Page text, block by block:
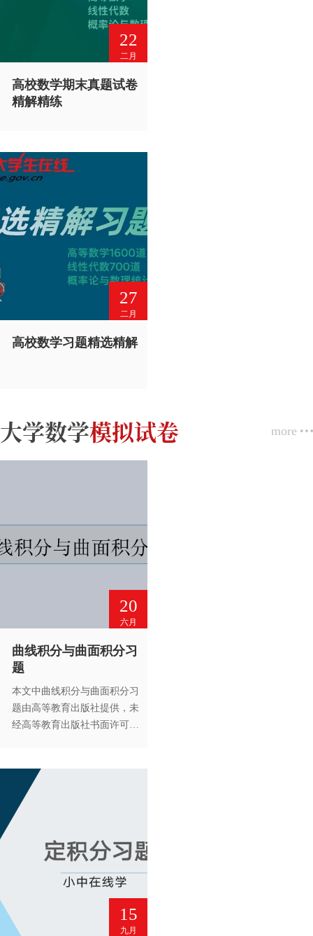
22
二月
高校数学期末真题试卷
精解精练
27
二月
高校数学习题精选精解
大学数学模拟试卷 more
20
六月
曲线积分与曲面积分习
题
本文中曲线积分与曲面积分习
题由高等教育出版社提供，未
经高等教育出版社书面许可，
15
九月